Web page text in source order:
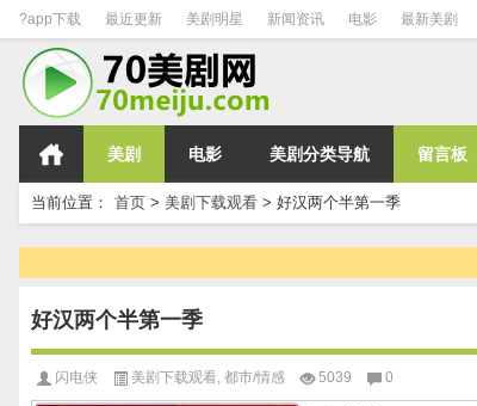
?app下载 最近更新 美剧明星 新闻资讯 电影 最新美剧
美剧 电影 美剧分类导航 留言板
当前位置： 首页 > 美剧下载观看 > 好汉两个半第一季
好汉两个半第一季
闪电侠 美剧下载观看 都市/情感 5039 0